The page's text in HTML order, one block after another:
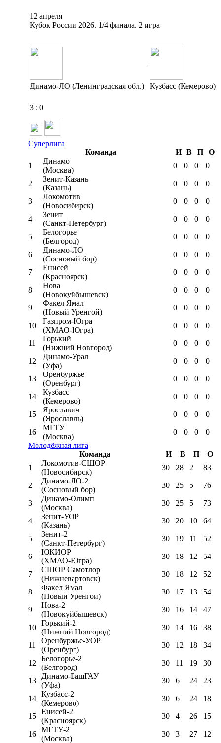
12 апреля
Кубок России 2026. 1/4 финала. 2 игра
:
Динамо-ЛО (Ленинградская обл.) Кузбасс (Кемерово)
3 : 0
Суперлига
Команда
И В П
О
1
Динамо
(Москва)
0 0 0 0
2
Зенит-Казань
(Казань)
0 0 0 0
3
Локомотив
(Новосибирск)
0 0 0 0
4
Зенит
(Санкт-Петербург)
0 0 0 0
5
Белогорье
(Белгород)
0 0 0 0
6
Динамо-ЛО
(Сосновый бор)
0 0 0 0
7
Енисей
(Красноярск)
0 0 0 0
8
Нова
(Новокуйбышевск)
0 0 0 0
9
Факел Ямал
(Новый Уренгой)
0 0 0 0
10
Газпром-Югра
(ХМАО-Югра)
0 0 0 0
11
Горький
(Нижний Новгород)
0 0 0 0
12
Динамо-Урал
(Уфа)
0 0 0 0
13
Оренбуржье
(Оренбург)
0 0 0 0
14
Кузбасс
(Кемерово)
0 0 0 0
15
Ярославич
(Ярославль)
0 0 0 0
16
МГТУ
(Москва)
0 0 0
0
Молодёжная лига
Команда
И В П
О
1
Локомотив-CШОР
(Новосибирск)
30 28 2 83
2
Динамо-ЛО-2
(Сосновый бор)
30 25 5 76
3
Динамо-Олимп
(Москва)
30 25 5 73
4
Зенит-УОР
(Казань)
30 20 10 64
5
Зенит-2
(Санкт-Петербург)
30 19 11 52
6
ЮКИОР
(ХМАО-Югра)
30 18 12 54
7
СШОР Самотлор
(Нижневартовск)
30 18 12 52
8
Факел Ямал
(Новый Уренгой)
30 17 13 54
9
Нова-2
(Новокуйбышевск)
30 16 14 47
10
Горький-2
(Нижний Новгород)
30 14 16 38
11
Оренбуржье-УОР
(Оренбург)
30 12 18 34
12
Белогорье-2
(Белгород)
30 11 19 30
13
Динамо-БашГАУ
(Уфа)
30 6 24 23
14
Кузбасс-2
(Кемерово)
30 6 24 18
15
Енисей-2
(Красноярск)
30 4 26 15
16
МГТУ-2
(Москва)
30 3 27 12